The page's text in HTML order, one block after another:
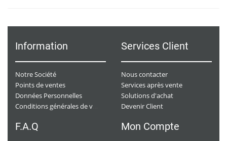
Information
Notre Société
Points de ventes
Données Personnelles
Services Client
Nous contacter
Services après vente
Solutions d'achat
Devenir Client
F.A.Q Mon Compte